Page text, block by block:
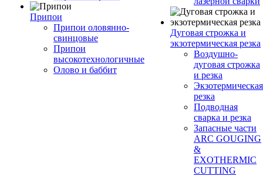
Припои
Припои оловянно-
свинцовые
Припои
высокотехнологичные
Олово и баббит
Дуговая строжка и
экзотермическая резка
Воздушно-
дуговая строжка
и резка
Экзотермическая
резка
Подводная
сварка и резка
Запасные части
ARC GOUGING
&
EXOTHERMIC
CUTTING